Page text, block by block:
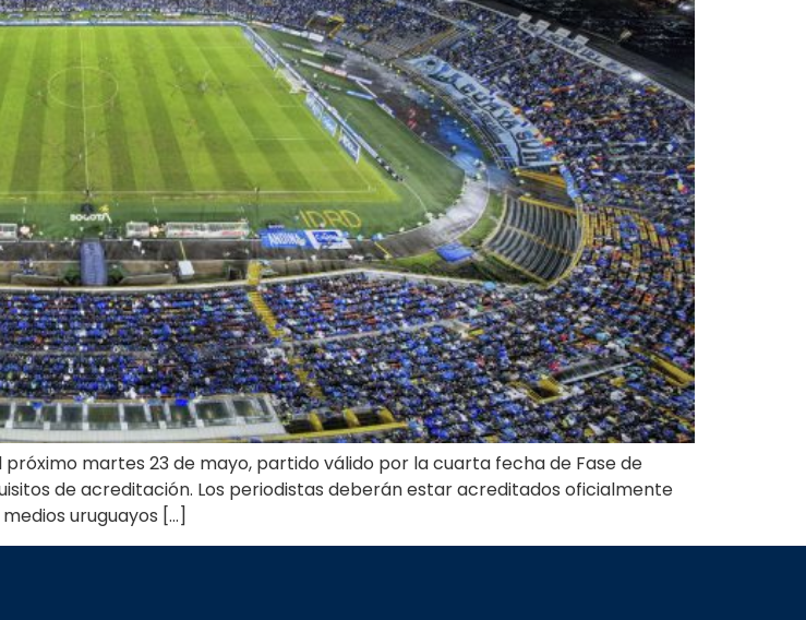
martes 23 de mayo, partido válido por la cuarta fecha de Fase de
de acreditación. Los periodistas deberán estar acreditados oficialmente
uruguayos […]